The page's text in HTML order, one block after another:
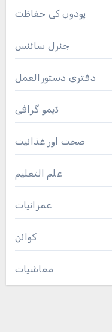
پودوں کی حفاظت
جنرل سائنس
دفتری دستورالعمل
ڈیمو گرافی
صحت اور غذائیت
علم التعلیم
عمرانیات
کوائن
معاشیات